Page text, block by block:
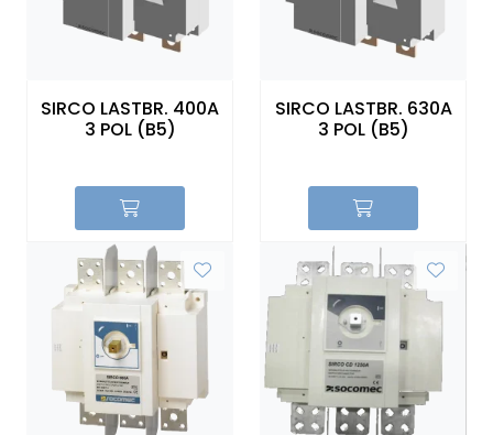
SIRCO LASTBR. 400A
3 POL (B5)
SIRCO LASTBR. 630A
3 POL (B5)